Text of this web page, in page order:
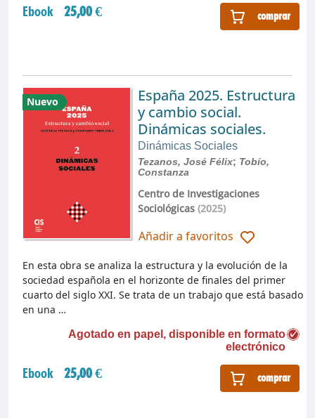
Ebook 25,00 € comprar
Nuevo
España 2025. Estructura
y cambio social.
Dinámicas sociales.
Dinámicas Sociales
Tezanos, José Félix; Tobío,
Constanza
Centro de Investigaciones
Sociológicas(2025)
Añadir a favoritos
Agotado en papel, disponible en formato
electrónico
Ebook 25,00 € comprar
En esta obra se analiza la estructura y la evolución de la
sociedad española en el horizonte de finales del primer
cuarto del siglo XXI. Se trata de un trabajo que está basado
en una …